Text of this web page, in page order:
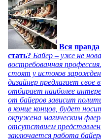
Вся
стать? Байер – уже не
востребованная
стоят у истоков
дизайнер предлагает свое
отбирает наиболее
от байеров зависит
в конце концов, будет
окружена магическим
отсутствием
заключается работа